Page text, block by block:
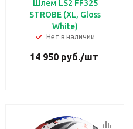
Шлем LS2 FF325
STROBE (XL, Gloss
White)
Нет в наличии
14 950руб./шт